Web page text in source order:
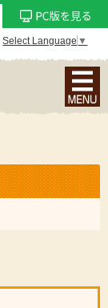
Select Language ▼
ナ
ビ
ョ
ン